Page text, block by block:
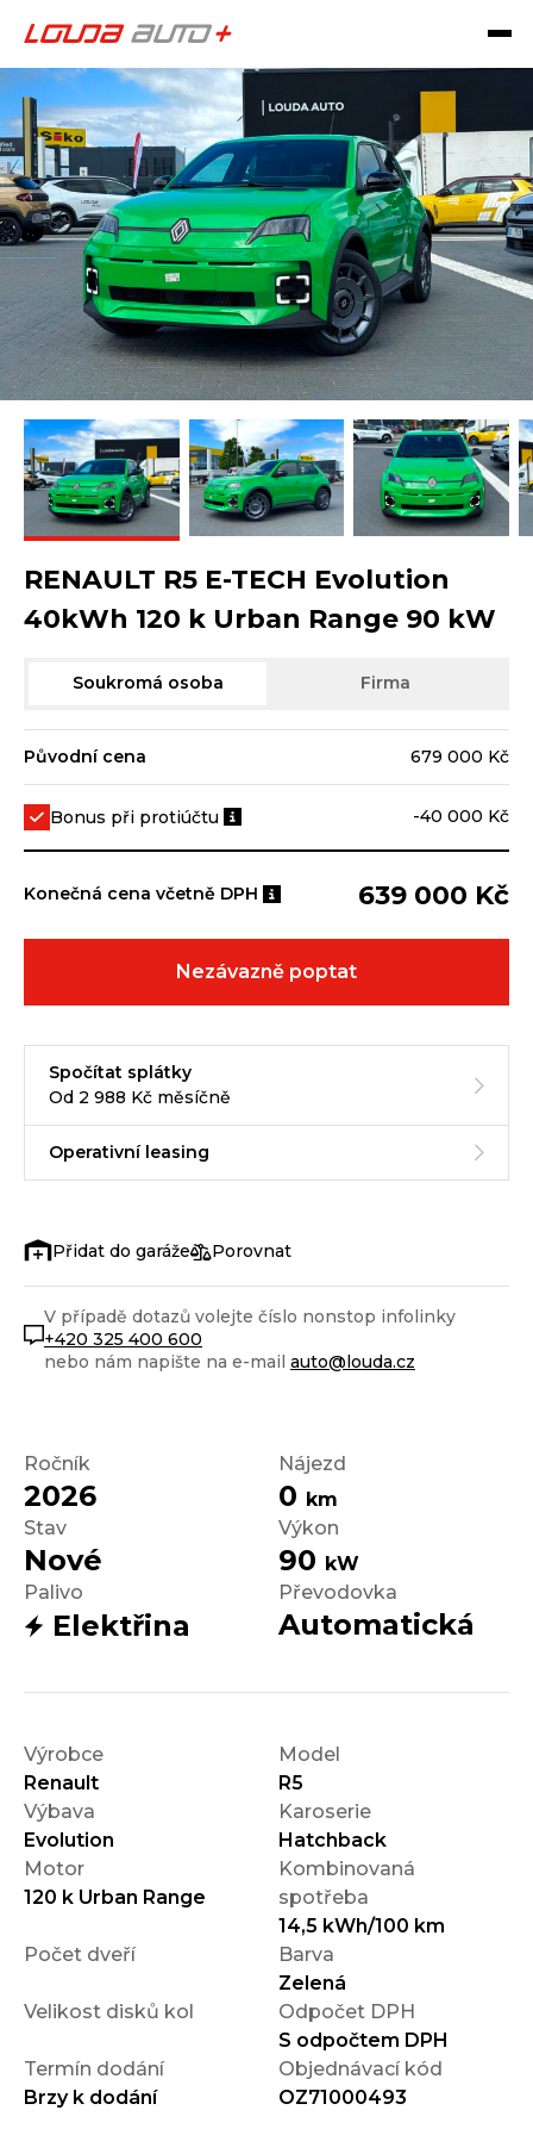
Ročník
2026
Nájezd
0 km
Stav
Nové
Výkon
90 kW
Palivo
Elektřina
Převodovka
Automatická
Výrobce
Renault
Model
R5
Výbava
Evolution
Karoserie
Hatchback
Motor
120 k Urban Range
Kombinovaná
spotřeba
14,5 kWh/100 km
Počet dveří
Barva
Zelená
Velikost disků kol
Odpočet DPH
S odpočtem DPH
Termín dodání
Brzy k dodání
Objednávací kód
OZ71000493
RENAULT R5 E-TECH Evolution
40kWh 120 k Urban Range 90 kW
Soukromá osoba Firma
Původní cena 679 000 Kč
Bonus při protiúčtu -40 000 Kč
Konečná cena včetně DPH 639 000 Kč
Nezávazně poptat
Spočítat splátky
Od 2 988 Kč měsíčně
Operativní leasing
Porovnat
V případě dotazů volejte číslo nonstop infolinky
+420 325 400 600
nebo nám napište na e-mail auto@louda.cz